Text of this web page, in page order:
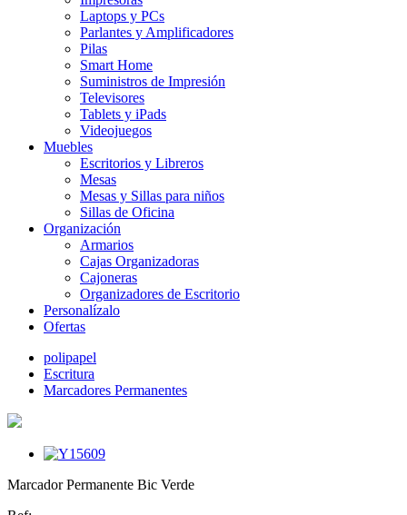
Laptops y PCs
Parlantes y Amplificadores
Pilas
Smart Home
Suministros de Impresión
Televisores
Tablets y iPads
Videojuegos
Muebles
Escritorios y Libreros
Mesas
Mesas y Sillas para niños
Sillas de Oficina
Organización
Armarios
Cajas Organizadoras
Cajoneras
Organizadores de Escritorio
Personalízalo
Ofertas
polipapel
Escritura
Marcadores Permanentes
Marcador Permanente Bic Verde